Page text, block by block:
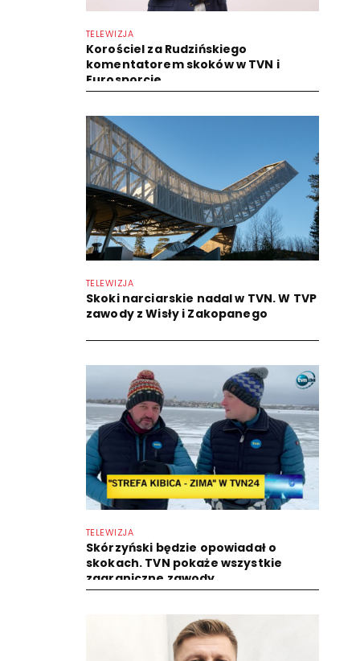
TELEWIZJA
Korościel za Rudzińskiego
komentatorem skoków w TVN i
Eurosporcie...
TELEWIZJA
Skoki narciarskie nadal w TVN. W TVP
zawody z Wisły i Zakopanego
TELEWIZJA
Skórzyński będzie opowiadał o
skokach. TVN pokaże wszystkie
zagraniczne zawody